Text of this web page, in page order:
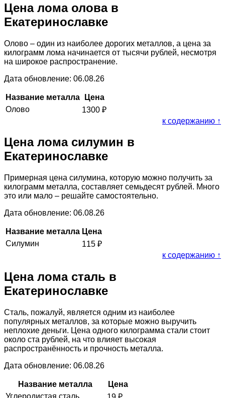
Цена лома олова в
Екатеринославке
Олово – один из наиболее дорогих металлов, а цена за
килограмм лома начинается от тысячи рублей, несмотря
на широкое распространение.
Дата обновление: 06.08.26
Название металла
Цена
Олово
1300 ₽
к содержанию ↑
Цена лома силумин в
Екатеринославке
Примерная цена силумина, которую можно получить за
килограмм металла, составляет семьдесят рублей. Много
это или мало – решайте самостоятельно.
Дата обновление: 06.08.26
Название металла Цена
Силумин
115 ₽
к содержанию ↑
Цена лома сталь в
Екатеринославке
Сталь, пожалуй, является одним из наиболее
популярных металлов, за которые можно выручить
неплохие деньги. Цена одного килограмма стали стоит
около ста рублей, на что влияет высокая
распространённость и прочность металла.
Дата обновление: 06.08.26
Название металла
Цена